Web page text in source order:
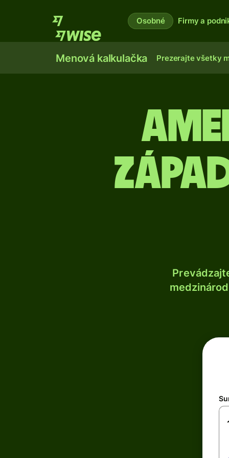
Osobné Firmy a
Menová kalkulačka Prezerajte všetky